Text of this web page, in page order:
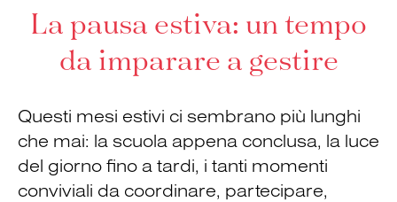
La pausa estiva: un tempo
da imparare a gestire
Questi mesi estivi ci sembrano più lunghi
che mai: la scuola appena conclusa, la luce
del giorno fino a tardi, i tanti momenti
conviviali da coordinare, partecipare,